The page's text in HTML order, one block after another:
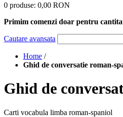
0 produse: 0,00 RON
Primim comenzi doar pentru
Cautare avansata
Home /
Ghid de conversatie roman-
Ghid de
Carti vocabula limba roman-spaniol